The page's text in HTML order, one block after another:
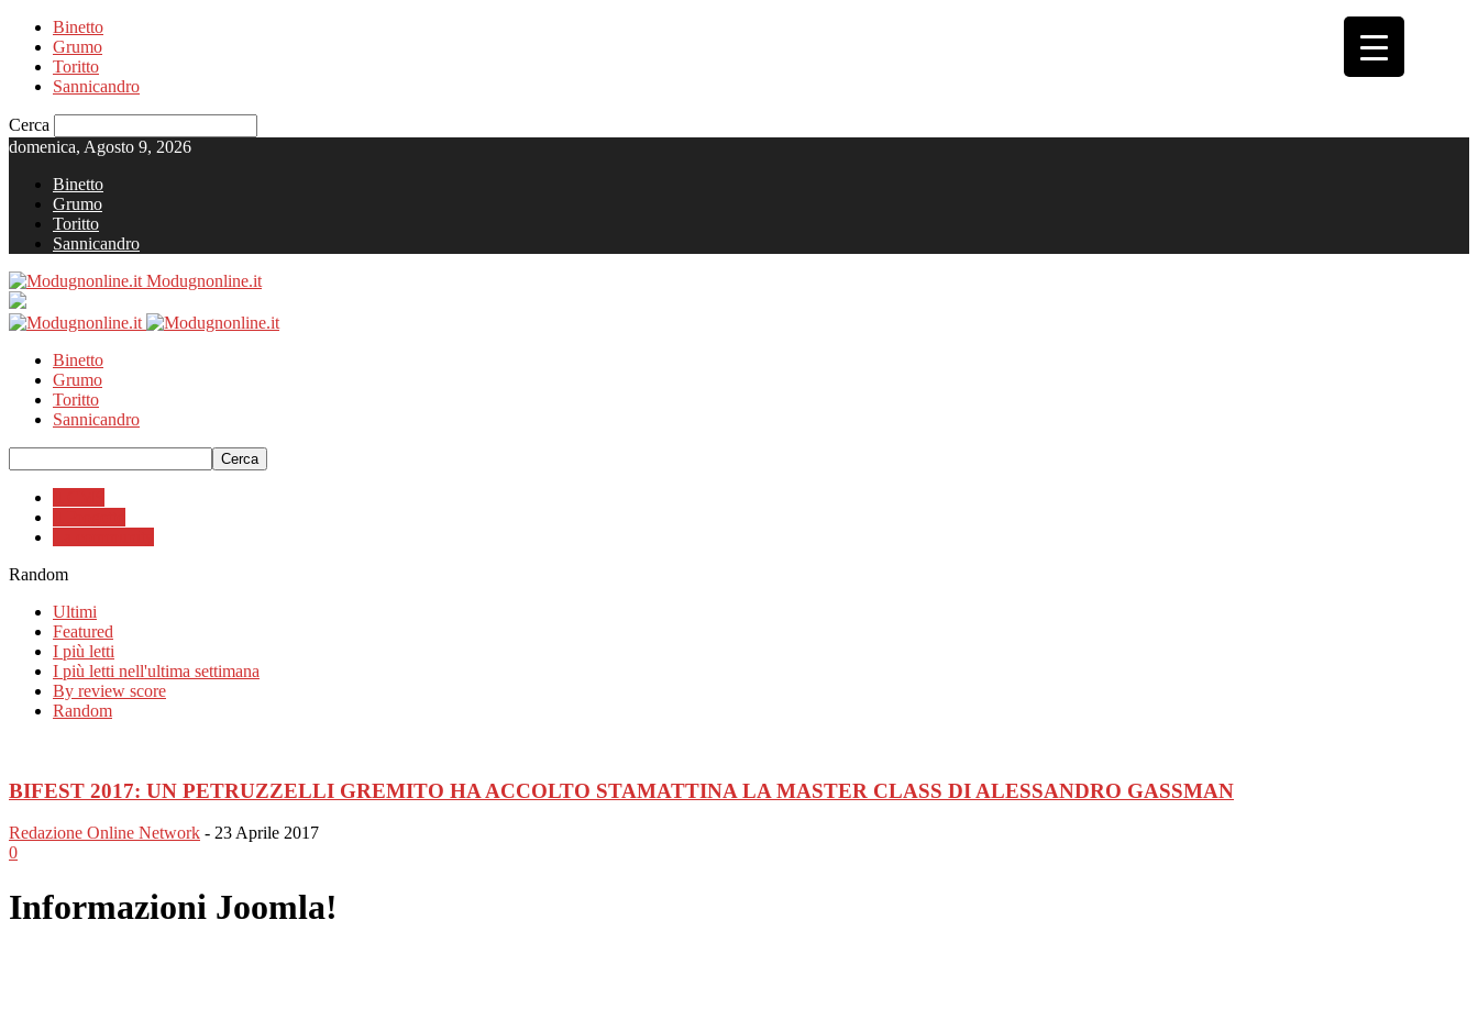
Binetto
Grumo
Toritto
Sannicandro
Cerca
domenica, Agosto 9, 2026
Binetto
Grumo
Toritto
Sannicandro
Modugnonline.it
Binetto
Grumo
Toritto
Sannicandro
Random
Ultimi
Featured
I più letti
I più letti nell'ultima settimana
By review score
Random
BIFEST 2017: UN PETRUZZELLI GREMITO HA ACCOLTO STAMATTINA LA MASTER CLASS DI ALESSANDRO GASSMAN
Redazione Online Network - 23 Aprile 2017
0
Informazioni Joomla!